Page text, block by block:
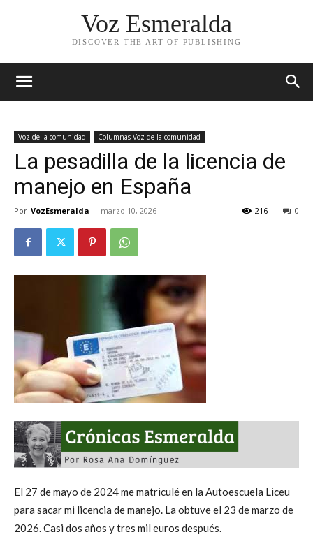
Voz Esmeralda
DISCOVER THE ART OF PUBLISHING
Voz de la comunidad Columnas Voz de la comunidad
La pesadilla de la licencia de
manejo en España
Por VozEsmeralda - marzo 10, 2026 0
216
El 27 de mayo de 2024 me matriculé en la Autoescuela Liceu
para sacar mi licencia de manejo. La obtuve el 23 de marzo de
2026. Casi dos años y tres mil euros después.